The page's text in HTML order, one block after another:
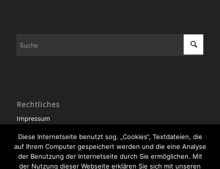
Rechtliches
Impressum
Datenschutzerklärung
Diese Seite verwendet Cookies. Mit der Weiternutzung der Seite,
stimmst du die Verwendung von Cookies zu.
Diese Internetseite benutzt sog. „Cookies“, Textdateien, die
auf Ihrem Computer gespeichert werden und die eine Analyse
der Benutzung der Internetseite durch Sie ermöglichen. Mit
der Nutzung dieser Webseite erklären Sie sich mit unseren